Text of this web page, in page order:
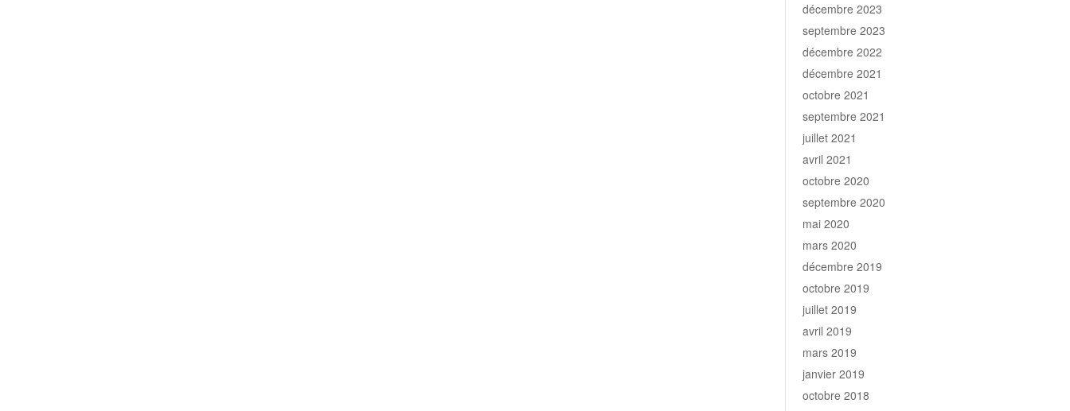
décembre 2023
septembre 2023
décembre 2022
décembre 2021
octobre 2021
septembre 2021
juillet 2021
avril 2021
octobre 2020
septembre 2020
mai 2020
mars 2020
décembre 2019
octobre 2019
juillet 2019
avril 2019
mars 2019
janvier 2019
octobre 2018